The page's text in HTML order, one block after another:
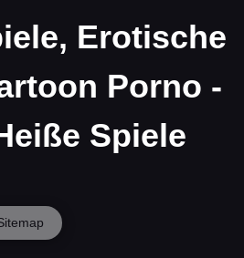
Erotische
Porno -
Spiele